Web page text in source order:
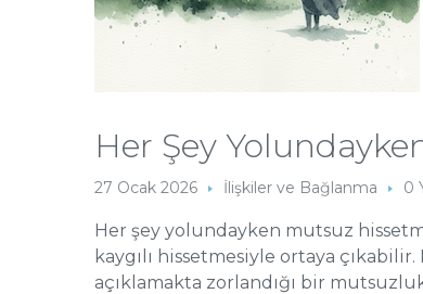
Her Şey
27 Ocak 2026 İlişkiler ve Bağlanma 0
Her şey yolundayken mutsuz
kaygılı hissetmesiyle ortaya
açıklamakta zorlandığı bir